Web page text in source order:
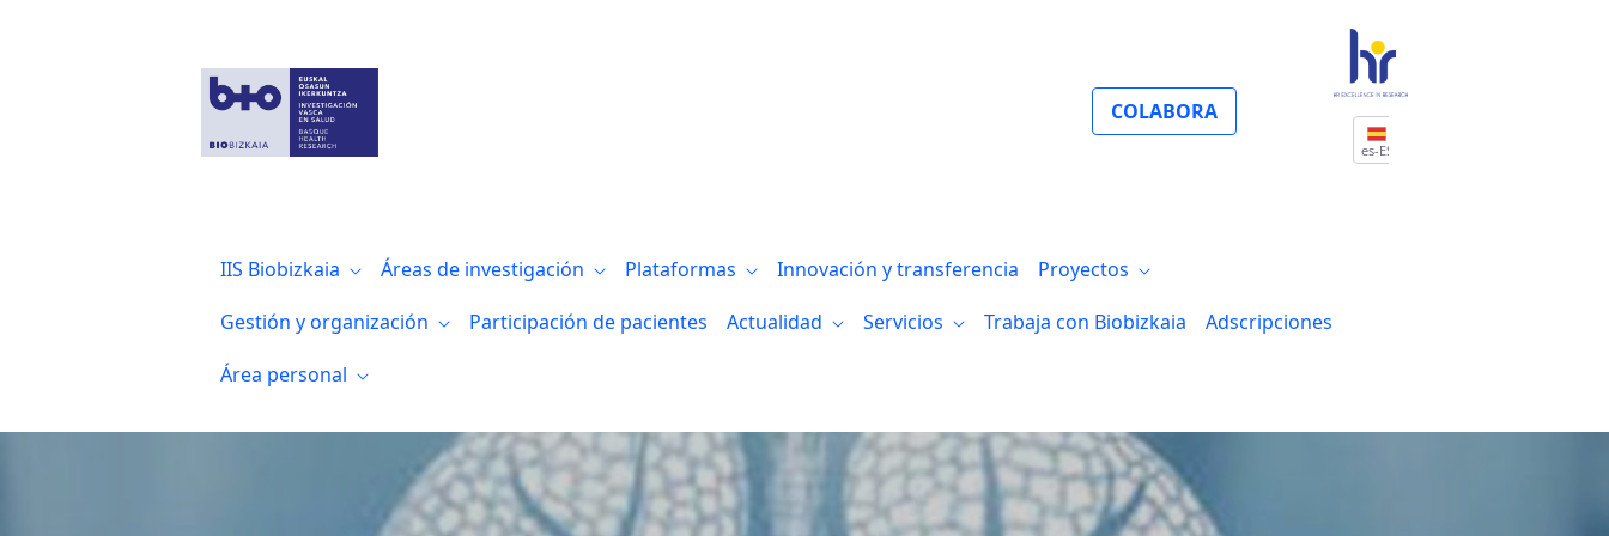
COLABORA
es-ES
IIS Biobizkaia Áreas de investigación Plataformas Innovación y transferencia
Proyectos
Gestión y organización
Participación de pacientes Actualidad Servicios Trabaja con Biobizkaia
Adscripciones
Área personal